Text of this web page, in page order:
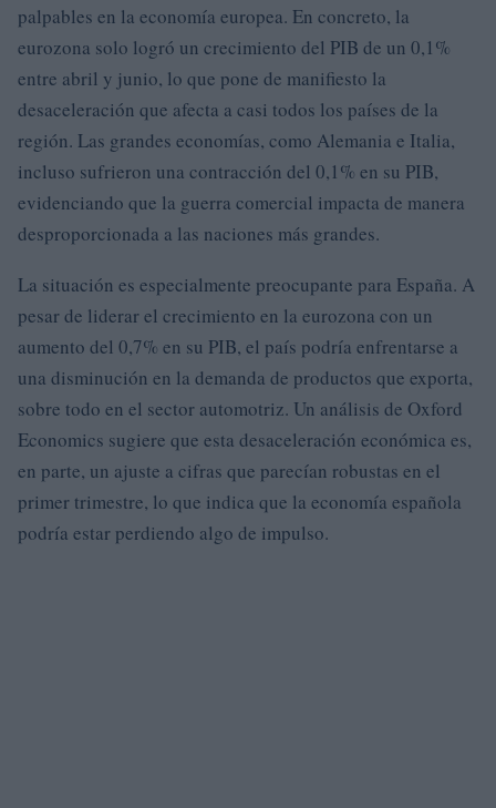
palpables en la economía europea. En concreto, la
eurozona solo logró un crecimiento del PIB de un 0,1%
entre abril y junio, lo que pone de manifiesto la
desaceleración que afecta a casi todos los países de la
región. Las grandes economías, como Alemania e Italia,
incluso sufrieron una contracción del 0,1% en su PIB,
evidenciando que la guerra comercial impacta de manera
desproporcionada a las naciones más grandes.
La situación es especialmente preocupante para España. A
pesar de liderar el crecimiento en la eurozona con un
aumento del 0,7% en su PIB, el país podría enfrentarse a
una disminución en la demanda de productos que exporta,
sobre todo en el sector automotriz. Un análisis de Oxford
Economics sugiere que esta desaceleración económica es,
en parte, un ajuste a cifras que parecían robustas en el
primer trimestre, lo que indica que la economía española
podría estar perdiendo algo de impulso.